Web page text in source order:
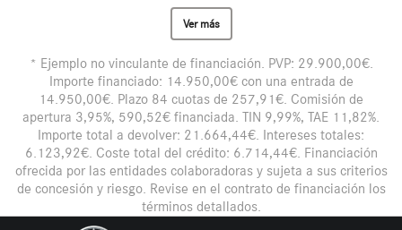
Ver más
* Ejemplo no vinculante de financiación. PVP: 29.900,00€.
Importe financiado: 14.950,00€ con una entrada de
14.950,00€. Plazo 84 cuotas de 257,91€. Comisión de
apertura 3,95%, 590,52€ financiada. TIN 9,99%, TAE 11,82%.
Importe total a devolver: 21.664,44€. Intereses totales:
6.123,92€. Coste total del crédito: 6.714,44€. Financiación
ofrecida por las entidades colaboradoras y sujeta a sus criterios
de concesión y riesgo. Revise en el contrato de financiación los
términos detallados.